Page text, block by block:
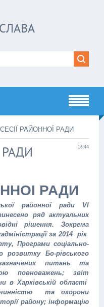
СЕСІЇ РАЙОННОЇ РАДИ
16:44
РАДИ
РАДИ
районної ради VI
ряд актуальних
рішення. Зокрема
за 2014 рік
Програми соціально-
розвитку Бо-рівського
питань та
повноважень; звіт
в Харківській області
та охорони
району; інформацію